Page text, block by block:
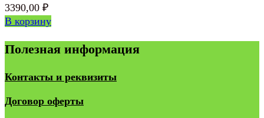
3390,00 ₽
В корзину
Полезная информация
Контакты и реквизиты
Договор оферты